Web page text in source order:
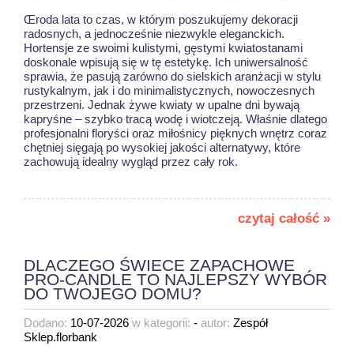
Œroda lata to czas, w którym poszukujemy dekoracji
radosnych, a jednocześnie niezwykle eleganckich.
Hortensje ze swoimi kulistymi, gęstymi kwiatostanami
doskonale wpisują się w tę estetykę. Ich uniwersalność
sprawia, że pasują zarówno do sielskich aranżacji w stylu
rustykalnym, jak i do minimalistycznych, nowoczesnych
przestrzeni. Jednak żywe kwiaty w upalne dni bywają
kapryśne – szybko tracą wodę i wiotczeją. Właśnie dlatego
profesjonalni floryści oraz miłośnicy pięknych wnętrz coraz
chętniej sięgają po wysokiej jakości alternatywy, które
zachowują idealny wygląd przez cały rok.
czytaj całość »
DLACZEGO ŚWIECE ZAPACHOWE
PRO-CANDLE TO NAJLEPSZY WYBÓR
DO TWOJEGO DOMU?
Dodano: 10-07-2026 w kategorii: - autor: Zespół
Sklep.florbank